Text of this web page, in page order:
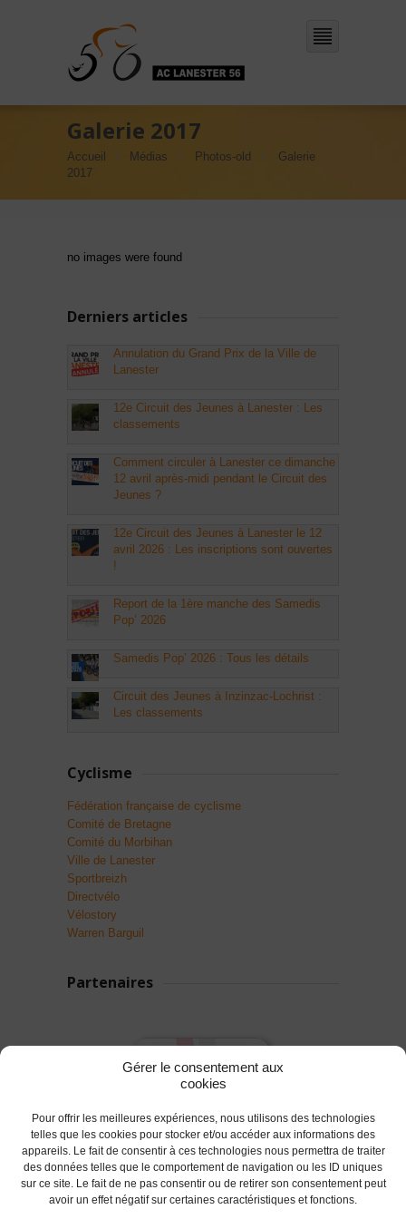
Gérer le consentement aux
cookies
Pour offrir les meilleures expériences, nous utilisons des technologies
telles que les cookies pour stocker et/ou accéder aux informations des
appareils. Le fait de consentir à ces technologies nous permettra de traiter
des données telles que le comportement de navigation ou les ID uniques
sur ce site. Le fait de ne pas consentir ou de retirer son consentement peut
avoir un effet négatif sur certaines caractéristiques et fonctions.
Galerie 2017
Accueil Médias Photos-old
Galerie
2017
no images were found
Derniers articles
Annulation du Grand Prix de la Ville de
Lanester
12e Circuit des Jeunes à Lanester : Les
classements
Comment circuler à Lanester ce dimanche
12 avril après-midi pendant le Circuit des
Jeunes ?
12e Circuit des Jeunes à Lanester le 12
avril 2026 : Les inscriptions sont ouvertes
!
Report de la 1ère manche des Samedis
Pop’ 2026
Samedis Pop’ 2026 : Tous les détails
Circuit des Jeunes à Inzinzac-Lochrist :
Les classements
Cyclisme
Fédération française de cyclisme
Comité de Bretagne
Comité du Morbihan
Ville de Lanester
Sportbreizh
Directvélo
Vélostory
Warren Barguil
Partenaires